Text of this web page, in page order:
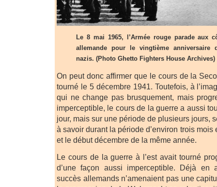
Le 8 mai 1965, l’Armée rouge parade aux
allemande pour le vingtième anniversaire
nazis. (Photo Ghetto Fighters House Archives)
On peut donc affirmer que le cours de la
tourné le 5 décembre 1941. Toutefois, à
qui ne change pas brusquement, mais
imperceptible, le cours de la guerre a aussi
jour, mais sur une période de plusieurs jours,
à savoir durant la période d’environ trois mois
et le début décembre de la même année.
Le cours de la guerre à l’est avait tourné
d’une façon aussi imperceptible. Déjà en
succès allemands n’amenaient pas une